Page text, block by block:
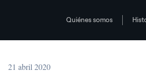
Quiénes somos
Guatemala, país estratégico para la difusión
concreto en Guatemala, país
21 abril 2020